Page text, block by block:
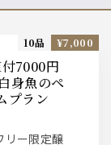
身魚のペ
プラン
10品 ¥7,000